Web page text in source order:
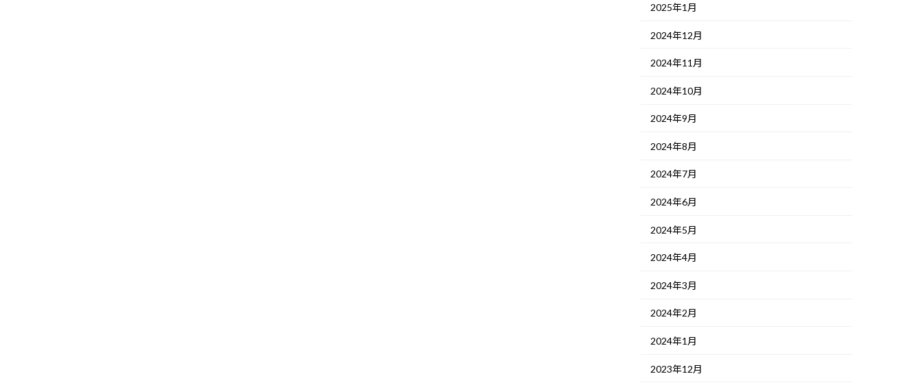
2025年1月
2024年12月
2024年11月
2024年10月
2024年9月
2024年8月
2024年7月
2024年6月
2024年5月
2024年4月
2024年3月
2024年2月
2024年1月
2023年12月